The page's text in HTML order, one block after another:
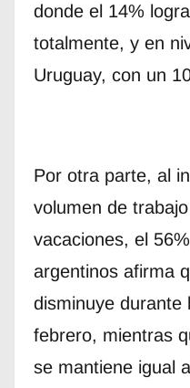
donde el 14%
totalmente, y en
Uruguay, con un
Por otra parte, al
volumen de
vacaciones, el
argentinos afirma
disminuye durante
febrero, mientras
se mantiene igual